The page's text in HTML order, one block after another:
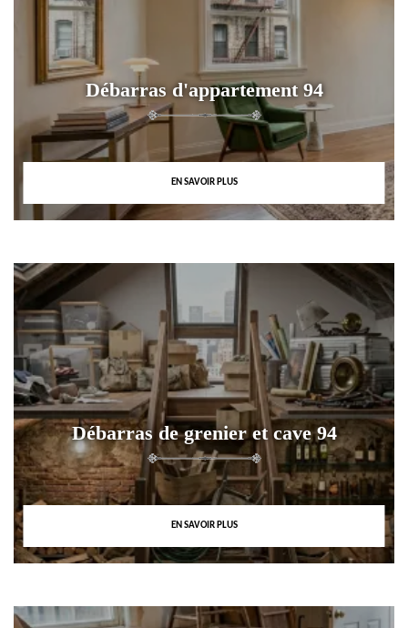
Débarras d'appartement 94
EN SAVOIR PLUS
Débarras de grenier et cave 94
EN SAVOIR PLUS